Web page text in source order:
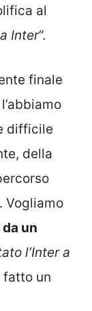
al
Inter“.
finale
difficile
della
Vogliamo
un
l’Inter a
fatto un